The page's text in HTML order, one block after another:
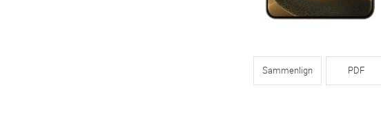
Sammenlign PDF